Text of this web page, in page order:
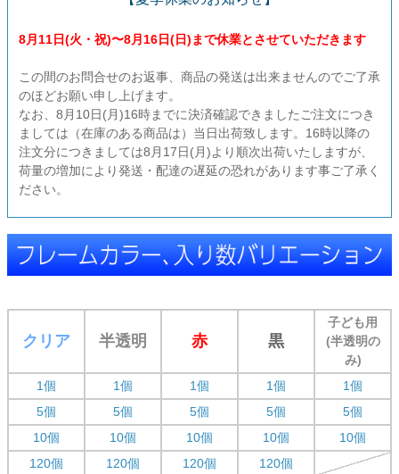
8月11日(火・祝)〜8月16日(日)まで休業とさせていただきます
この間のお問合せのお返事、商品の発送は出来ませんのでご了承
のほどお願い申し上げます。
なお、8月10日(月)16時までに決済確認できましたご注文につき
ましては（在庫のある商品は）当日出荷致します。16時以降の
注文分につきましては8月17日(月)より順次出荷いたしますが、
荷量の増加により発送・配達の遅延の恐れがあります事ご了承く
ださい。
クリア 半透明 赤 黒
子ども用
(半透明の
み)
1個
1個 1個 1個
1個
5個
5個 5個 5個
5個
10個
10個 10個 10個
10個
120個
120個 120個 120個